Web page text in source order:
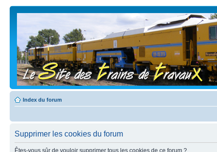
Index du forum
Supprimer les cookies du forum
Êtes-vous sûr de vouloir supprimer tous les cookies de ce forum ?